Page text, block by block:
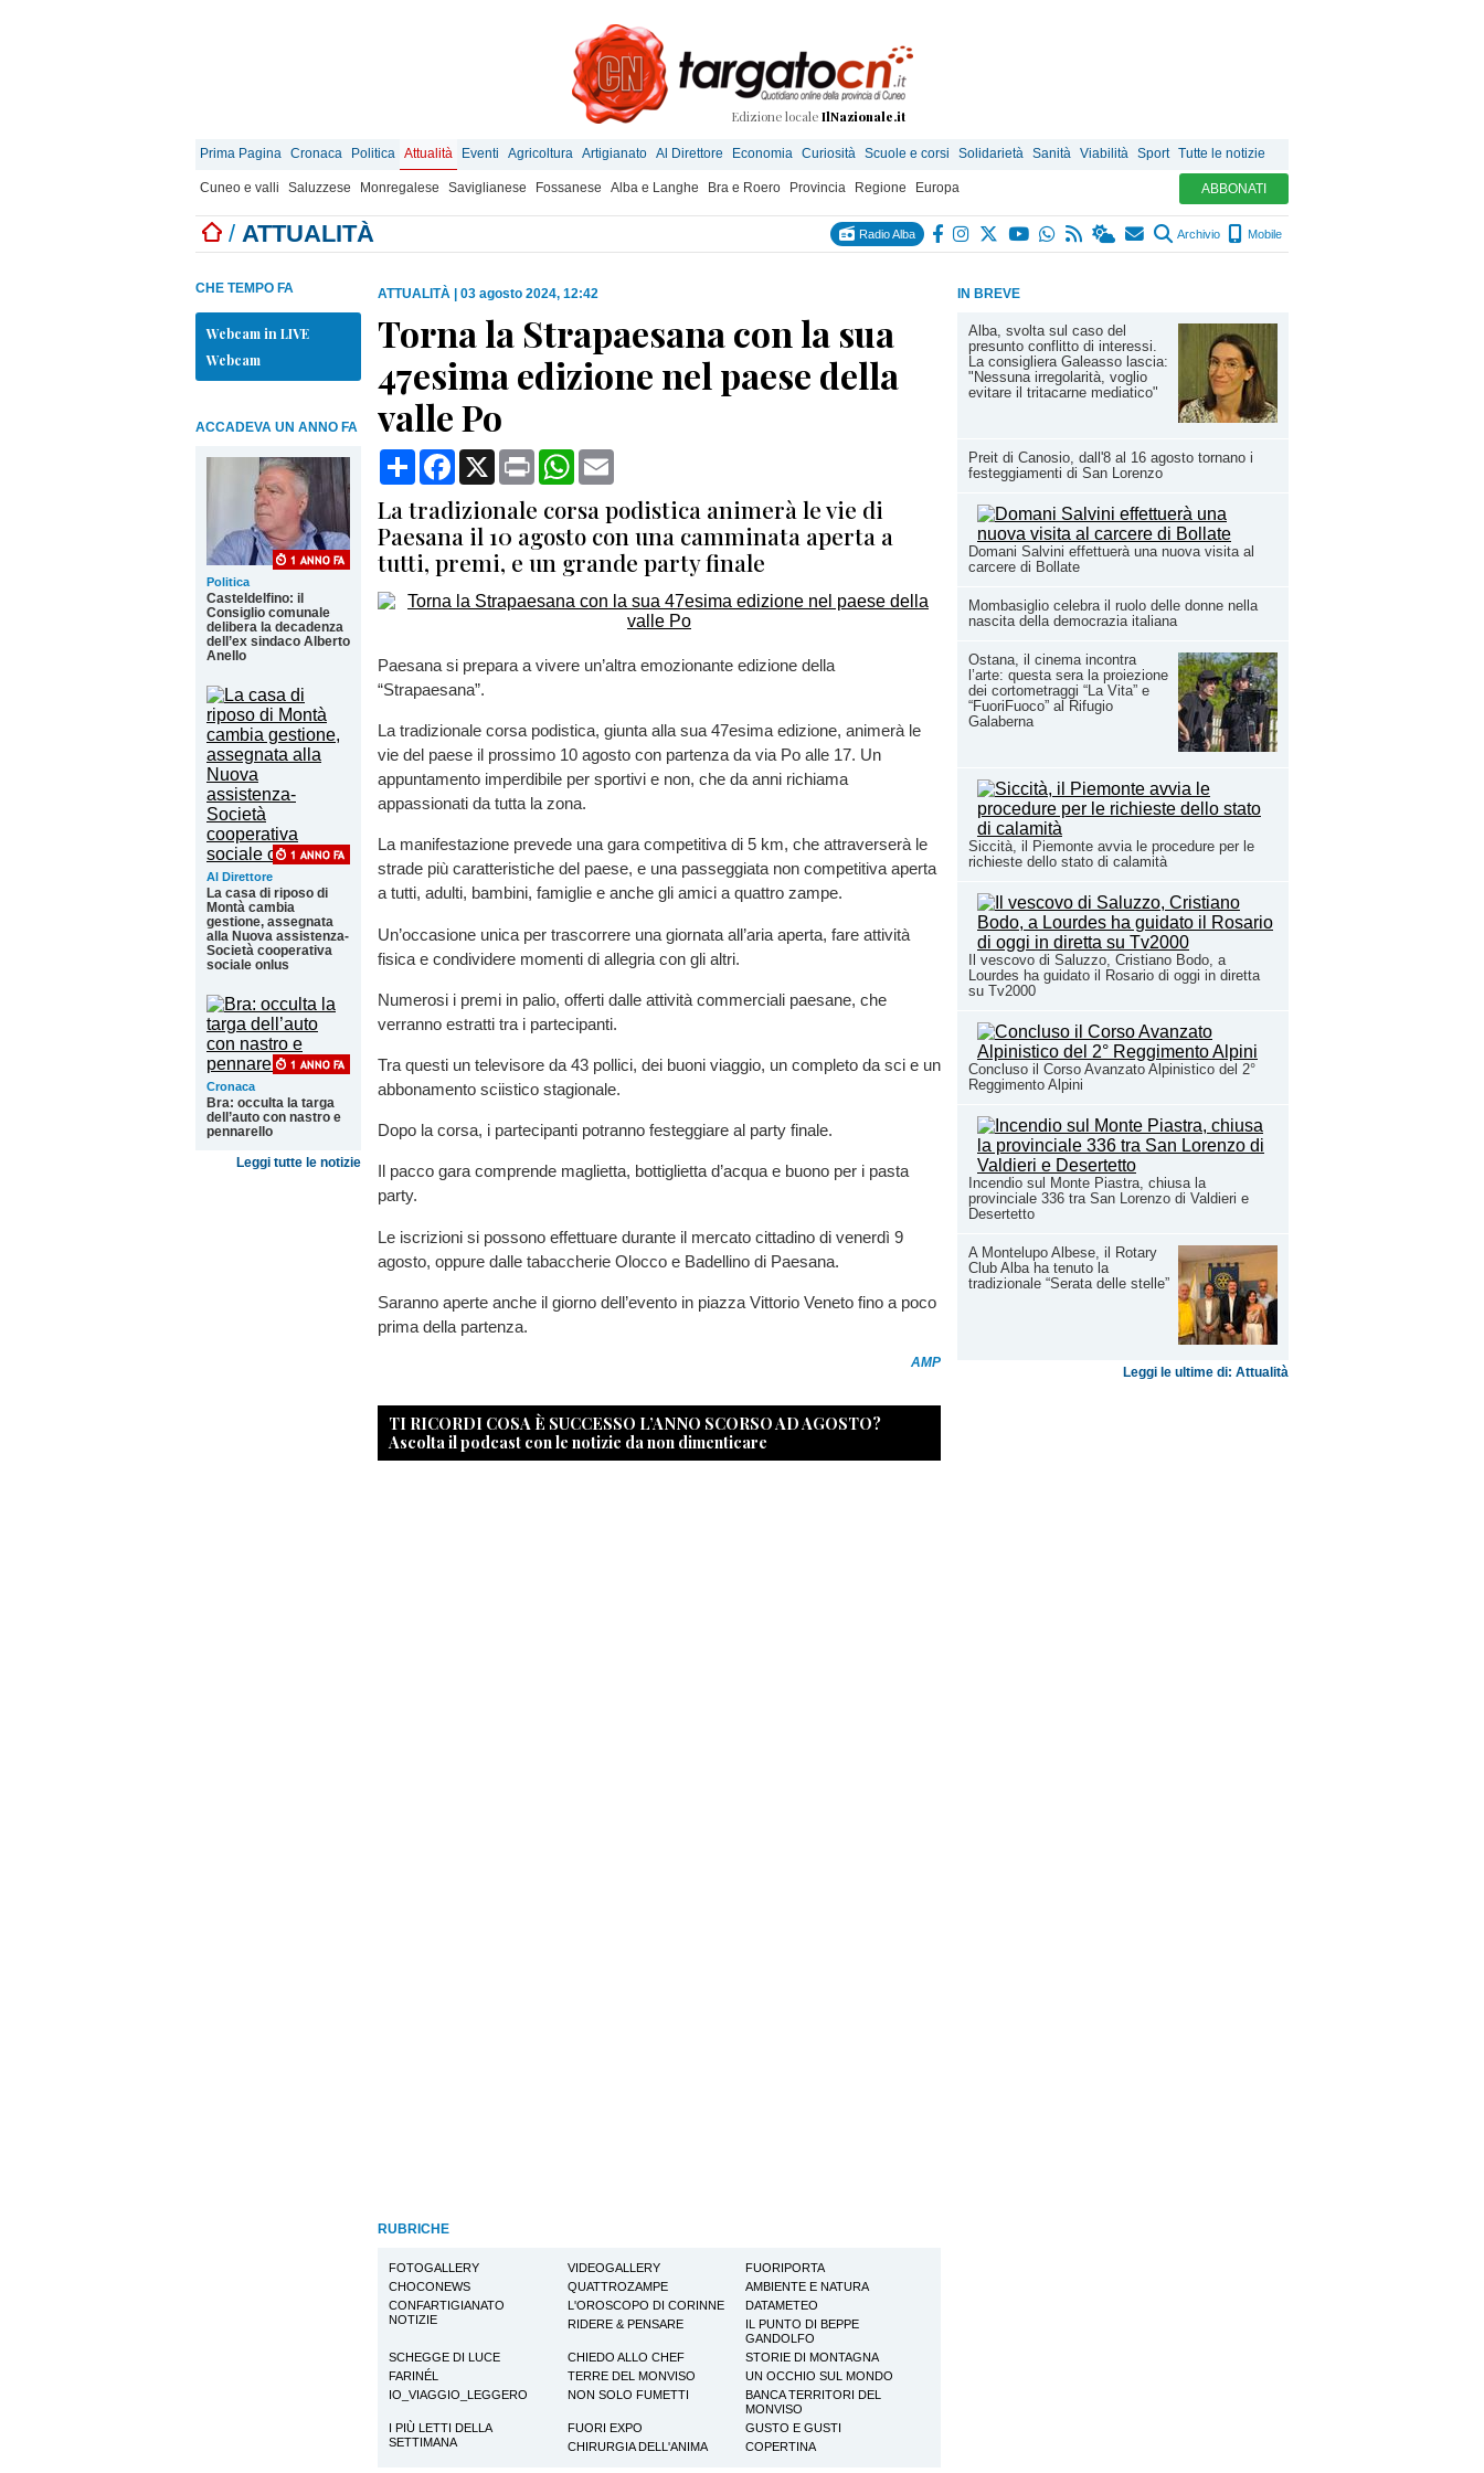
Edizione locale IlNazionale.it
Prima Pagina Cronaca Politica Attualità Eventi Agricoltura Artigianato Al Direttore Economia Curiosità Scuole e corsi Solidarietà Sanità Viabilità Sport Tutte le notizie
Cuneo e valli Saluzzese Monregalese Saviglianese Fossanese Alba e Langhe Bra e Roero Provincia Regione Europa ABBONATI
/ ATTUALITÀ Radio Alba Archivio Mobile
IN BREVE
Alba, svolta sul caso del
presunto conflitto di interessi.
La consigliera Galeasso lascia:
"Nessuna irregolarità, voglio
evitare il tritacarne mediatico"
Preit di Canosio, dall'8 al 16 agosto tornano i
festeggiamenti di San Lorenzo
Domani Salvini effettuerà una nuova visita al
carcere di Bollate
Mombasiglio celebra il ruolo delle donne nella
nascita della democrazia italiana
Ostana, il cinema incontra
l’arte: questa sera la proiezione
dei cortometraggi “La Vita” e
“FuoriFuoco” al Rifugio
Galaberna
Siccità, il Piemonte avvia le procedure per le
richieste dello stato di calamità
Il vescovo di Saluzzo, Cristiano Bodo, a
Lourdes ha guidato il Rosario di oggi in diretta
su Tv2000
Concluso il Corso Avanzato Alpinistico del 2°
Reggimento Alpini
Incendio sul Monte Piastra, chiusa la
provinciale 336 tra San Lorenzo di Valdieri e
Desertetto
A Montelupo Albese, il Rotary
Club Alba ha tenuto la
tradizionale “Serata delle stelle”
Leggi le ultime di: Attualità
CHE TEMPO FA
Webcam in LIVE
Webcam
ACCADEVA UN ANNO FA
Politica
Casteldelfino: il
Consiglio comunale
delibera la decadenza
dell’ex sindaco Alberto
Anello
Al Direttore
La casa di riposo di
Montà cambia
gestione, assegnata
alla Nuova assistenza-
Società cooperativa
sociale onlus
Cronaca
Bra: occulta la targa
dell’auto con nastro e
pennarello
Leggi tutte le notizie
ATTUALITÀ 03 agosto 2024, 12:42
Torna la Strapaesana con la sua
47esima edizione nel paese della
valle Po
CondividiFacebook
X Print WhatsApp
La tradizionale corsa podistica animerà le vie di
Paesana il 10 agosto con una camminata aperta a
tutti, premi, e un grande party finale
Paesana si prepara a vivere un’altra emozionante edizione della
“Strapaesana”.
La tradizionale corsa podistica, giunta alla sua 47esima edizione, animerà le
vie del paese il prossimo 10 agosto con partenza da via Po alle 17. Un
appuntamento imperdibile per sportivi e non, che da anni richiama
appassionati da tutta la zona.
La manifestazione prevede una gara competitiva di 5 km, che attraverserà le
strade più caratteristiche del paese, e una passeggiata non competitiva aperta
a tutti, adulti, bambini, famiglie e anche gli amici a quattro zampe.
Un’occasione unica per trascorrere una giornata all’aria aperta, fare attività
fisica e condividere momenti di allegria con gli altri.
Numerosi i premi in palio, offerti dalle attività commerciali paesane, che
verranno estratti tra i partecipanti.
Tra questi un televisore da 43 pollici, dei buoni viaggio, un completo da sci e un
abbonamento sciistico stagionale.
Dopo la corsa, i partecipanti potranno festeggiare al party finale.
Il pacco gara comprende maglietta, bottiglietta d’acqua e buono per i pasta
party.
Le iscrizioni si possono effettuare durante il mercato cittadino di venerdì 9
agosto, oppure dalle tabaccherie Olocco e Badellino di Paesana.
Saranno aperte anche il giorno dell’evento in piazza Vittorio Veneto fino a poco
prima della partenza.
AMP
TI RICORDI COSA È SUCCESSO L’ANNO SCORSO AD AGOSTO?
Ascolta il podcast con le notizie da non dimenticare
RUBRICHE
FOTOGALLERY VIDEOGALLERY
FUORIPORTA
CHOCONEWS
QUATTROZAMPE
AMBIENTE E NATURA
CONFARTIGIANATO
NOTIZIE
L'OROSCOPO DI CORINNE
DATAMETEO
RIDERE & PENSARE
IL PUNTO DI BEPPE
GANDOLFO
SCHEGGE DI LUCE
CHIEDO ALLO CHEF
STORIE DI MONTAGNA
FARINÉL
TERRE DEL MONVISO
UN OCCHIO SUL MONDO
IO_VIAGGIO_LEGGERO
NON SOLO FUMETTI
BANCA TERRITORI DEL
MONVISO
I PIÙ LETTI DELLA
SETTIMANA
FUORI EXPO
GUSTO E GUSTI
CHIRURGIA DELL'ANIMA
COPERTINA